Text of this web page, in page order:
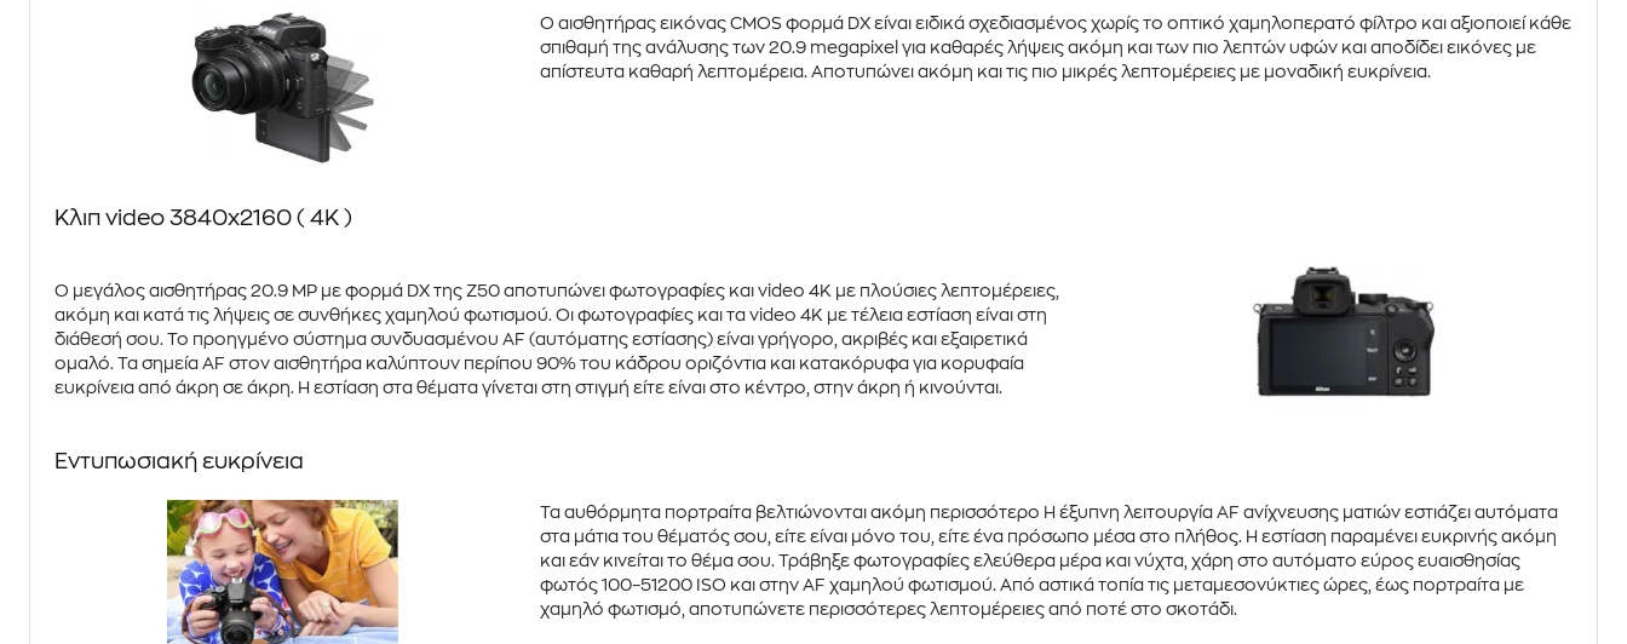
Ο αισθητήρας εικόναςCMOS φορμά DX είναι ειδικά σχεδιασμένος χωρίς το οπτικό χαμηλοπερατό φίλτρο και αξιοποιεί κάθε
σπιθαμή της ανάλυσης των20.9 megapixelγια καθαρές λήψεις ακόμη και των πιο λεπτών υφών και αποδίδει εικόνες με
απίστευτα καθαρή λεπτομέρεια. Αποτυπώνει ακόμη και τις πιο μικρές λεπτομέρειες με μοναδική ευκρίνεια.
Κλιπ video 3840x2160 ( 4K )
Ο μεγάλος αισθητήρας 20.9 MP με φορμά DX της Z50 αποτυπώνει φωτογραφίες και video 4K με πλούσιες λεπτομέρειες,
ακόμη και κατά τις λήψεις σε συνθήκες χαμηλού φωτισμού. Οι φωτογραφίες και τα video 4K με τέλεια εστίαση είναι στη
διάθεσή σου. Το προηγμένο σύστημα συνδυασμένου AF (αυτόματης εστίασης) είναι γρήγορο, ακριβές και εξαιρετικά
ομαλό. Τα σημεία AF στον αισθητήρα καλύπτουν περίπου 90% του κάδρου οριζόντια και κατακόρυφα για κορυφαία
ευκρίνεια από άκρη σε άκρη. Η εστίαση στα θέματα γίνεται στη στιγμή είτε είναι στο κέντρο, στην άκρη ή κινούνται.
Eντυπωσιακή ευκρίνεια
Τα αυθόρμητα πορτραίτα βελτιώνονται ακόμη περισσότερο Η έξυπνη λειτουργίαAF ανίχνευσης ματιών εστιάζει αυτόματα
στα μάτια του θέματός σου, είτε είναι μόνο του, είτε ένα πρόσωπο μέσα στο πλήθος. Η εστίαση παραμένει ευκρινής ακόμη
και εάν κινείται το θέμα σου. Τράβηξε φωτογραφίες ελεύθερα μέρα και νύχτα, χάρη στοαυτόματο εύρος ευαισθησίας
φωτός 100–51200 ISO και στηνAF χαμηλού φωτισμού. Από αστικά τοπία τις μεταμεσονύκτιες ώρες, έως πορτραίτα με
χαμηλό φωτισμό, αποτυπώνετε περισσότερες λεπτομέρειες από ποτέ στο σκοτάδι.